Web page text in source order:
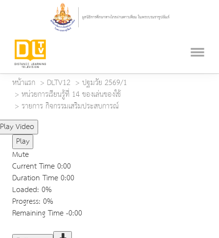
หน้าแรก DLTV12
ปฐมวัย 2569/1
หน่วยการเรียนรู้ที่ 14 ของเล่นของใช้
รายการ กิจกรรมเสริมประสบการณ์
Play Video
Play
Mute
Current Time0:00
Duration Time0:00
Loaded: 0%
Progress: 0%
Remaining Time-0:00